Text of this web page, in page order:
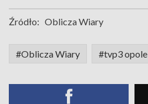
Źródło: Oblicza Wiary
#Oblicza Wiary #tvp3 opole